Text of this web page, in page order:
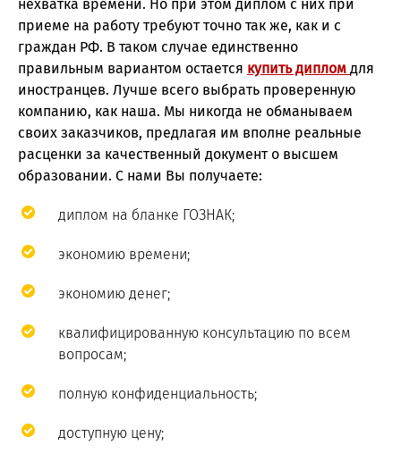
нехватка времени. Но при этом диплом с них при
приеме на работу требуют точно так же, как и с
граждан РФ. В таком случае единственно
правильным вариантом остается купить диплом для
иностранцев. Лучше всего выбрать проверенную
компанию, как наша. Мы никогда не обманываем
своих заказчиков, предлагая им вполне реальные
расценки за качественный документ о высшем
образовании. С нами Вы получаете:
диплом на бланке ГОЗНАК;
экономию времени;
экономию денег;
квалифицированную консультацию по всем
вопросам;
полную конфиденциальность;
доступную цену;